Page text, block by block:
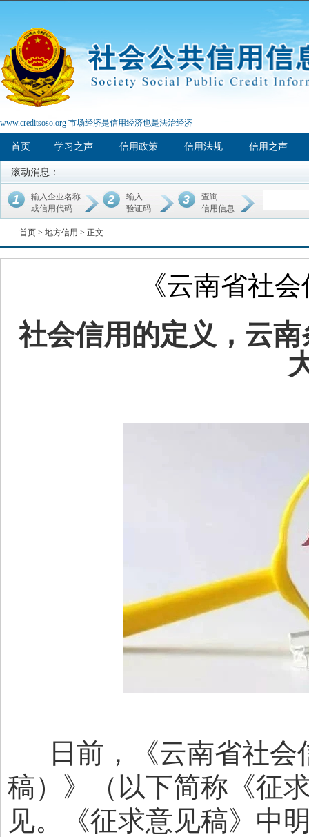
www.creditsoso.org 市场经济是信用经济也是法治经济
首页 学习之声 信用政策 信用法规 信用之声
滚动消息：
1
输入企业名称
或信用代码
2
输入
验证码
3
查询
信用信息
首页 > 地方信用 > 正文
《云南省社
社会信用的定义，云
日前，《云南省社
稿）》（以下简称《征
见。《征求意见稿》中